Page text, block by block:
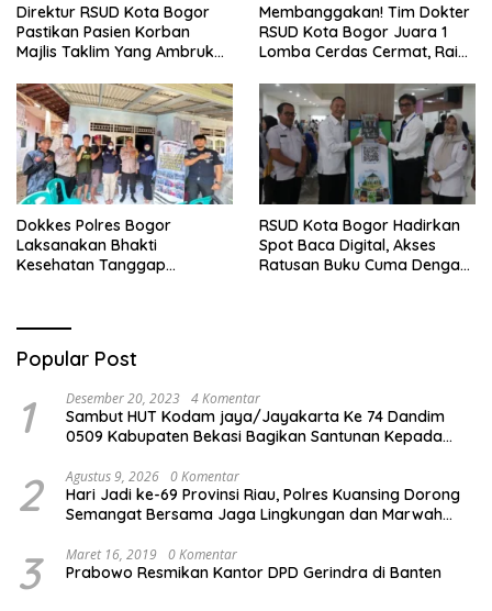
Direktur RSUD Kota Bogor
Pastikan Pasien Korban
Majlis Taklim Yang Ambruk
Perawatan Maksimal
Membanggakan! Tim Dokter
RSUD Kota Bogor Juara 1
Lomba Cerdas Cermat, Raih
Se-Bogor
Dokkes Polres Bogor
Laksanakan Bhakti
Kesehatan Tanggap
RSUD Kota Bogor Hadirkan
Spot Baca Digital, Akses
Ratusan Buku Cuma Dengan
Popular Post
1 Desember 20, 2023 4 Komentar
Sambut HUT Kodam jaya/Jayakarta Ke 74 Dandim
0509 Kabupaten Bekasi Bagikan Santunan Kepada
2 Agustus 9, 2026 0 Komentar
Hari Jadi ke-69 Provinsi Riau, Polres Kuansing Dorong
Semangat Bersama Jaga Lingkungan dan Marwah
3 Maret 16, 2019 0 Komentar
Prabowo Resmikan Kantor DPD Gerindra di Banten